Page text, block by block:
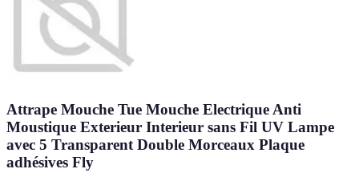
Attrape Mouche Tue Mouche Electrique Anti
Moustique Exterieur Interieur sans Fil UV Lampe
avec 5 Transparent Double Morceaux Plaque
adhésives Fly